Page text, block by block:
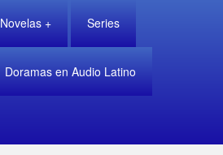
Novelas Series
Doramas en Audio Latino